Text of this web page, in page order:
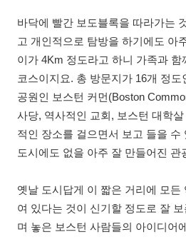
바닥에 빨간 보도블록을 따라가는
고 개인적으로 탐방을 하기에도 아
이가 4Km 정도라고 하니 가족과
코스이지요. 총 방문지가 16개 정
공원인 보스턴 커먼(Boston
사당, 역사적인 교회, 보스턴 대학
적인 장소를 걸으면서 보고 들을 수
도시에도 없을 아주 잘 만들어진 관
옛날 도시답게 이 짧은 거리에 모든
여 있다는 것이 신기할 정도로 잘
며 놓은 보스턴 사람들의 아이디어